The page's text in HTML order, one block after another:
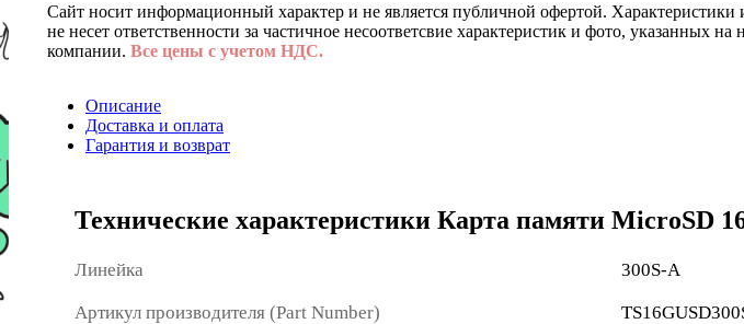
Сайт носит информационный характер и не является публичной офертой.
не несет ответственности за частичное несоответсвие характеристик и фото, указанных
компании. Все цены с учетом НДС.
Описание
Доставка и оплата
Гарантия и возврат
Технические характеристики Карта памяти MicroSD
Линейка 300S-A
Артикул производителя (Part Number)